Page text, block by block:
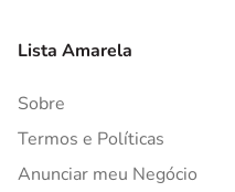
Lista Amarela
Sobre
Termos e Políticas
Anunciar meu Negócio